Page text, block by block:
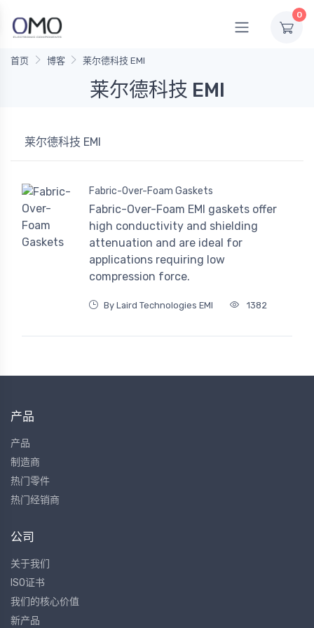
0
首页 博客 莱尔德科技 EMI
莱尔德科技 EMI
莱尔德科技 EMI
Fabric-Over-Foam Gaskets
Fabric-Over-Foam EMI gaskets offer
high conductivity and shielding
attenuation and are ideal for
applications requiring low
compression force.
By Laird Technologies EMI 1382
产品
产品
制造商
热门零件
热门经销商
公司
关于我们
ISO证书
我们的核心价值
新产品